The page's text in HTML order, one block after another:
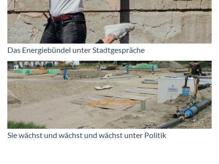
Das Energiebündel unterStadtgespräche
Sie wächst und wächst und wächst unter Politik